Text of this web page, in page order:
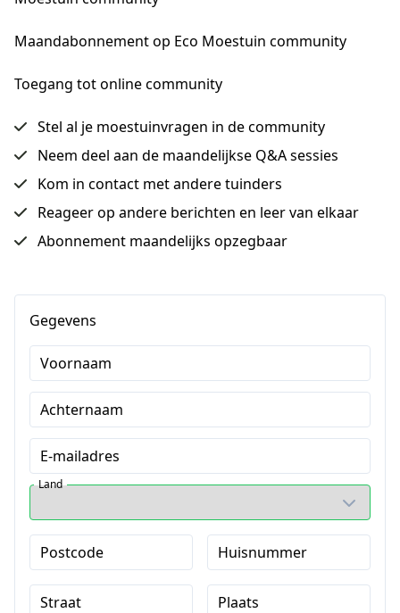
Maandabonnement op Eco Moestuin community
Toegang tot online community
Stel al je moestuinvragen in de community
Neem deel aan de maandelijkse Q&A sessies
Kom in contact met andere tuinders
Reageer op andere berichten en leer van elkaar
Abonnement maandelijks opzegbaar
Gegevens
Voornaam
Achternaam
E-mailadres
Land
Postcode Huisnummer
Straat Plaats